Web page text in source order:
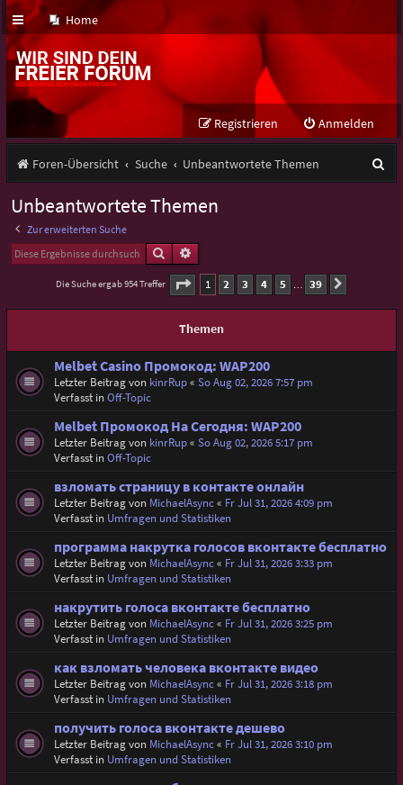
Home
Anmelden
Registrieren
Foren-Übersicht Suche Unbeantwortete Themen
Unbeantwortete Themen
Zur erweiterten Suche
SucheErweiterte Suche
Die Suche ergab 954 Treffer Seite 1von 39
1 2 3 4 5 … 39
Themen
Melbet Casino Промокод: WAP200
Letzter Beitrag von kinrRup« So Aug 02, 2026 7:57 pm
Verfasst inOff-Topic
Melbet Промокод На Сегодня: WAP200
Letzter Beitrag von kinrRup« So Aug 02, 2026 5:17 pm
Verfasst inOff-Topic
взломать страницу в контакте онлайн
Letzter Beitrag von MichaelAsync« Fr Jul 31, 2026 4:09 pm
Verfasst in Umfragen und Statistiken
программа накрутка голосов вконтакте бесплатно
Letzter Beitrag von MichaelAsync« Fr Jul 31, 2026 3:33 pm
Verfasst in Umfragen und Statistiken
накрутить голоса вконтакте бесплатно
Letzter Beitrag von MichaelAsync« Fr Jul 31, 2026 3:25 pm
Verfasst in Umfragen und Statistiken
как взломать человека вконтакте видео
Letzter Beitrag von MichaelAsync« Fr Jul 31, 2026 3:18 pm
Verfasst in Umfragen und Statistiken
получить голоса вконтакте дешево
Letzter Beitrag von MichaelAsync« Fr Jul 31, 2026 3:10 pm
Verfasst in Umfragen und Statistiken